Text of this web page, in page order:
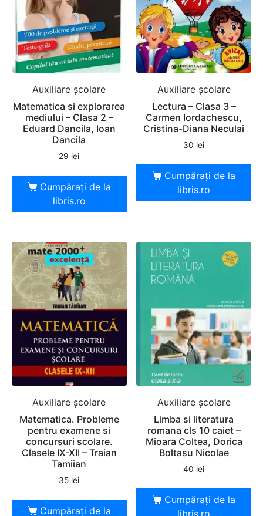
Auxiliare şcolare
Matematica si explorarea
mediului – Clasa 2 –
Eduard Dancila, Ioan
Dancila
29 lei
Cumpărați de la
libris.ro
Auxiliare şcolare
Lectura – Clasa 3 –
Carmen Iordachescu,
Cristina-Diana Neculai
30 lei
Cumpărați de la
libris.ro
Auxiliare şcolare
Matematica. Probleme
pentru examene si
concursuri scolare.
Clasele IX-XII – Traian
Tamiian
35 lei
Cumpărați de la
Auxiliare şcolare
Limba si literatura
romana cls 10 caiet –
Mioara Coltea, Dorica
Boltasu Nicolae
40 lei
Cumpărați de la
libris.ro